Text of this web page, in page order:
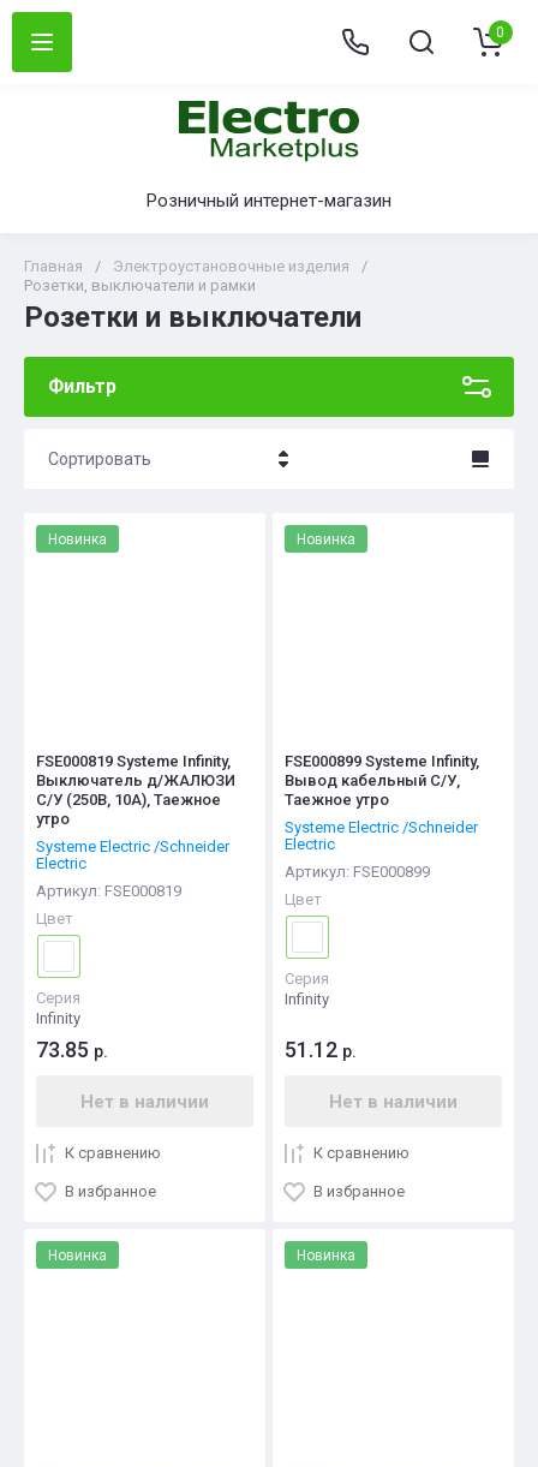
Розничный интернет-магазин
0
Главная / Электроустановочные изделия
/
Розетки, выключатели и рамки
Розетки и выключатели
Фильтр
Сортировать
Цена - возрастание
Новинка
FSE000819 Systeme Infinity,
Выключатель д/ЖАЛЮЗИ
С/У (250В, 10А), Таежное
утро
Systeme Electric /Schneider
Electric
Артикул: FSE000819
Цвет
Серия
Infinity
73.85 р.
Нет в наличии
К сравнению
В избранное
Новинка
FSE000899 Systeme Infinity,
Вывод кабельный С/У,
Таежное утро
Systeme Electric /Schneider
Electric
Артикул: FSE000899
Цвет
Серия
Infinity
51.12 р.
Нет в наличии
К сравнению
В избранное
Новинка Новинка